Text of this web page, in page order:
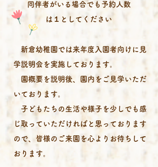
​同伴者がいる場合でも予約人数
は１としてください
新倉幼稚園では来年度入園者向けに見
学説明会を実施しております。
園概要を説明後、園内をご見学いただ
いております。
子どもたちの生活や様子を少しでも感
じ取っていただければと思っております
ので、皆様のご来園を心よりお待ちして
おります。